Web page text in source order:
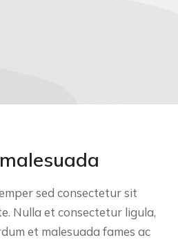
sed consectetur sit
Nulla et consectetur ligula,
et malesuada fames ac